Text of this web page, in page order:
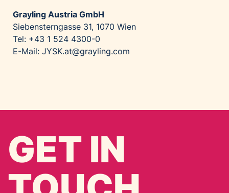
Grayling Austria GmbH
Siebensterngasse 31, 1070 Wien
Tel: +43 1 524 4300-0
E-Mail: JYSK.at@grayling.com
GET IN